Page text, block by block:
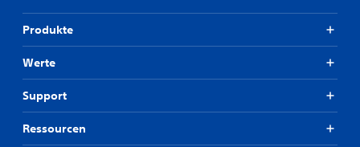
Produkte
Werte
Support
Ressourcen